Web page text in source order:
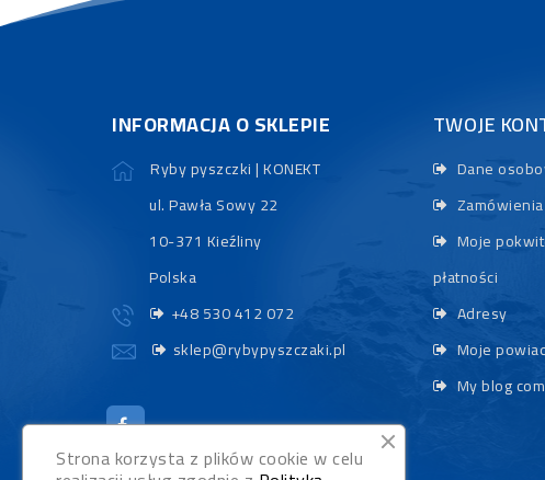
INFORMACJA O SKLEPIE
Ryby pyszczki | KONEKT
ul. Pawła Sowy 22
10-371 Kieźliny
Polska
+48 530 412 072
sklep@rybypyszczaki.pl
TWOJE
Dane
Zamówienia
Moje
płatności
Adresy
Moje
My blog
Strona korzysta z plików cookie w celu